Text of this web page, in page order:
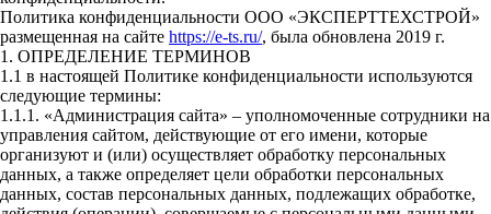
Политика конфиденциальности ООО «ЭКСПЕРТТЕХСТРОЙ»
размещенная на сайте https://e-ts.ru/, была обновлена 2019 г.
1. ОПРЕДЕЛЕНИЕ ТЕРМИНОВ
1.1 в настоящей Политике конфиденциальности используются
следующие термины:
1.1.1. «Администрация сайта» – уполномоченные сотрудники на
управления сайтом, действующие от его имени, которые
организуют и (или) осуществляет обработку персональных
данных, а также определяет цели обработки персональных
данных, состав персональных данных, подлежащих обработке,